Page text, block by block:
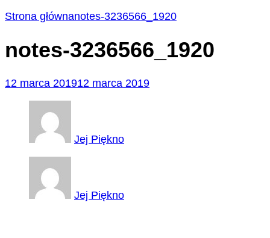
Strona głównanotes-3236566_1920
notes-3236566_1920
12 marca 201912 marca 2019
Jej Piękno
Jej Piękno